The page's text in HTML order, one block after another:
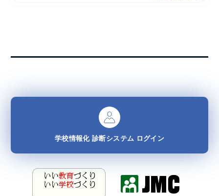
学校情報化診断システム ログイン